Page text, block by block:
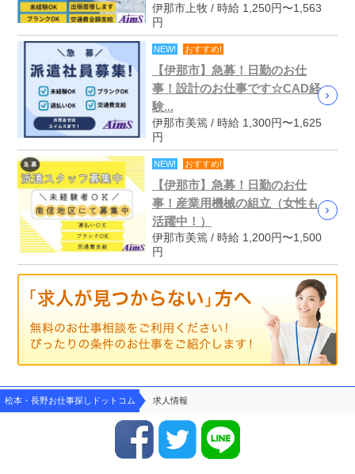
伊那市上牧 / 時給 1,250円〜1,563
円
NEW! おすすめ!
【伊那市】急募！日勤のお仕
事！設計のお仕事です☆CAD経
験...
伊那市美篶 / 時給 1,300円〜1,625
円
NEW! おすすめ!
【伊那市】急募！日勤のお仕
事！産業用機械の組立（女性も
活躍中！）
伊那市美篶 / 時給 1,200円〜1,500
円
松本・長野お仕事探しドットコム 求人情報